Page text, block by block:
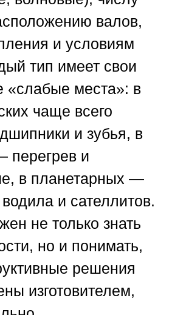
валов,
и условиям
тип имеет свои
«слабые места»: в
чаще всего
и зубья, в
перегрев и
в планетарных —
и сателлитов.
не только знать
но и понимать,
решения
изготовителем,